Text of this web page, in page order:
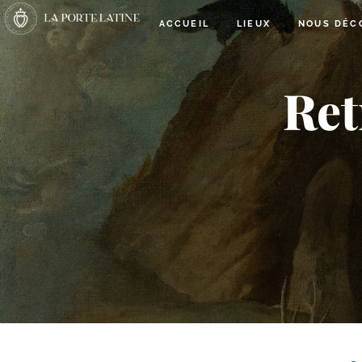
ACCUEIL LIEUX NOUS